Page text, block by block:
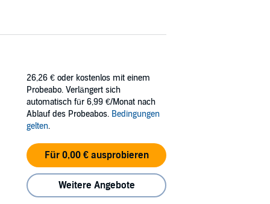
26,26 € oder kostenlos mit einem
Probeabo. Verlängert sich
automatisch für 6,99 €/Monat nach
Ablauf des Probeabos. Bedingungen
gelten.
Für 0,00 € ausprobieren
Weitere Angebote